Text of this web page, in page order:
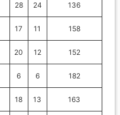
28 24 136
17 11 158
20 12 152
6 6 182
18 13 163